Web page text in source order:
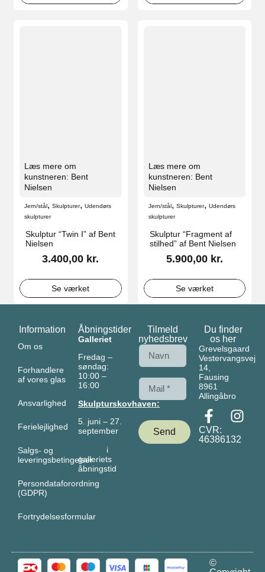
Læs mere om
kunstneren: Bent
Nielsen
Jern/stål,Skulpturer,Udendørs
skulpturer
Skulptur “Twin I” af Bent
Nielsen
3.400,00 kr.
Se værket
Læs mere om
kunstneren: Bent
Nielsen
Jern/stål, Skulpturer, Udendørs
skulpturer
Skulptur “Fragment af
stilhed” af Bent Nielsen
5.900,00 kr.
Se værket
Information
Om os
Forhandlere
af vores glas
Ansvarlighed
Ferielejlighed
Salgs- og
leveringsbetingelser
Persondataforordning
(GDPR)
Fortrydelsesformular
Åbningstider
Galleriet
Fredag –
søndag:
10:00 –
16:00
Skulpturskovhaven:
5. juni – 27.
september
i
galleriets
åbningstid
Tilmeld
nyhedsbrev
Send
Du finder
os her
Grevelsgaard
Vestervangsvej
14,
Fausing
8961
Allingåbro
CVR:
46386132
©